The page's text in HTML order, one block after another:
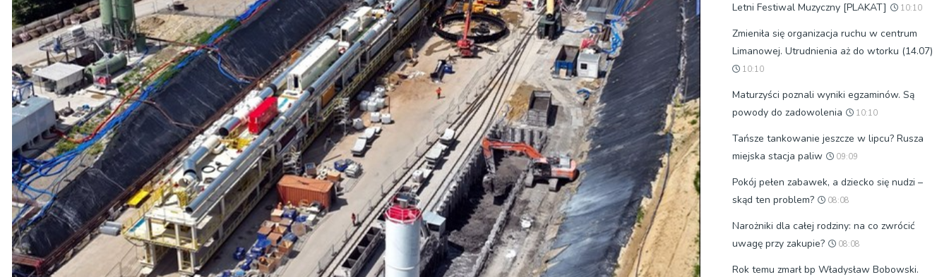
Letni Festiwal Muzyczny [PLAKAT]
10:10
Zmieniła się organizacja ruchu w centrum
Limanowej. Utrudnienia aż do wtorku (14.07)
10:10
Maturzyści poznali wyniki egzaminów. Są
powody do zadowolenia
10:10
Tańsze tankowanie jeszcze w lipcu? Rusza
miejska stacja paliw
09:09
Pokój pełen zabawek, a dziecko się nudzi –
skąd ten problem?
08:08
Narożniki dla całej rodziny: na co zwrócić
uwagę przy zakupie?
08:08
Rok temu zmarł bp Władysław Bobowski.